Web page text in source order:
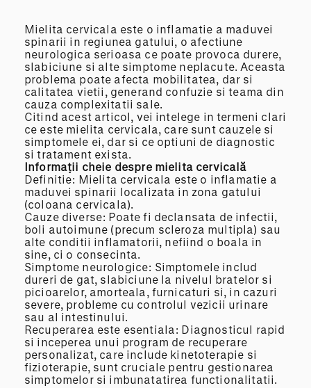
Mielita cervicala este o inflamatie a maduvei
spinarii in regiunea gatului, o afectiune
neurologica serioasa ce poate provoca durere,
slabiciune si alte simptome neplacute. Aceasta
problema poate afecta mobilitatea, dar si
calitatea vietii, generand confuzie si teama din
cauza complexitatii sale.
Citind acest articol, vei intelege in termeni clari
ce este mielita cervicala, care sunt cauzele si
simptomele ei, dar si ce optiuni de diagnostic
si tratament exista.
Informații cheie despre mielita cervicală
Definitie: Mielita cervicala este o inflamatie a
maduvei spinarii localizata in zona gatului
(coloana cervicala).
Cauze diverse: Poate fi declansata de infectii,
boli autoimune (precum scleroza multipla) sau
alte conditii inflamatorii, nefiind o boala in
sine, ci o consecinta.
Simptome neurologice: Simptomele includ
dureri de gat, slabiciune la nivelul bratelor si
picioarelor, amorteala, furnicaturi si, in cazuri
severe, probleme cu controlul vezicii urinare
sau al intestinului.
Recuperarea este esentiala: Diagnosticul rapid
si inceperea unui program de recuperare
personalizat, care include kinetoterapie si
fizioterapie, sunt cruciale pentru gestionarea
simptomelor si imbunatatirea functionalitatii.